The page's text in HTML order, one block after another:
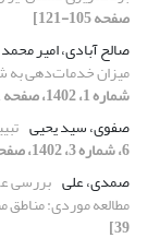
صفحه 105-121]
صالح آبادی، امیر محمد
میزان خدمات‌دهی به
شماره 1، 1402، صفحه 111-127]
صفوی، سید یحیی
6، شماره 3، 1402، صفحه 117-130]
صمدی، علی بررسی
مطالعه موردی: مناطق
39]